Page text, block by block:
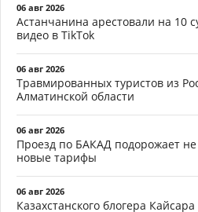
06 авг 2026
Астанчанина арестовали на 10
видео в TikTok
06 авг 2026
Травмированных туристов из
Алматинской области
06 авг 2026
Проезд по БАКАД подорожает не
новые тарифы
06 авг 2026
Казахстанского блогера